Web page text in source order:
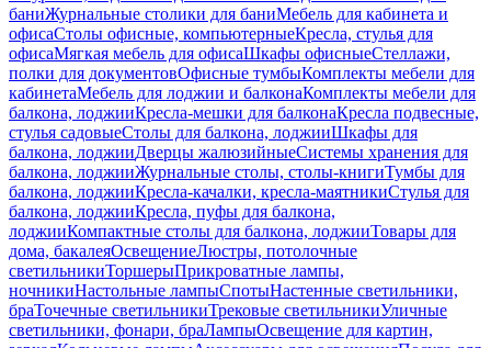
баниЖурнальные столики для баниМебель для кабинета и
офисаСтолы офисные, компьютерныеКресла, стулья для
офисаМягкая мебель для офисаШкафы офисныеСтеллажи,
полки для документовОфисные тумбыКомплекты мебели для
кабинетаМебель для лоджии и балконаКомплекты мебели для
балкона, лоджииКресла-мешки для балконаКресла подвесные,
стулья садовыеСтолы для балкона, лоджииШкафы для
балкона, лоджииДверцы жалюзийныеСистемы хранения для
балкона, лоджииЖурнальные столы, столы-книгиТумбы для
балкона, лоджииКресла-качалки, кресла-маятникиСтулья для
балкона, лоджииКресла, пуфы для балкона,
лоджииКомпактные столы для балкона, лоджииТовары для
дома, бакалеяОсвещениеЛюстры, потолочные
светильникиТоршерыПрикроватные лампы,
ночникиНастольные лампыСпотыНастенные светильники,
браТочечные светильникиТрековые светильникиУличные
светильники, фонари, браЛампыОсвещение для картин,